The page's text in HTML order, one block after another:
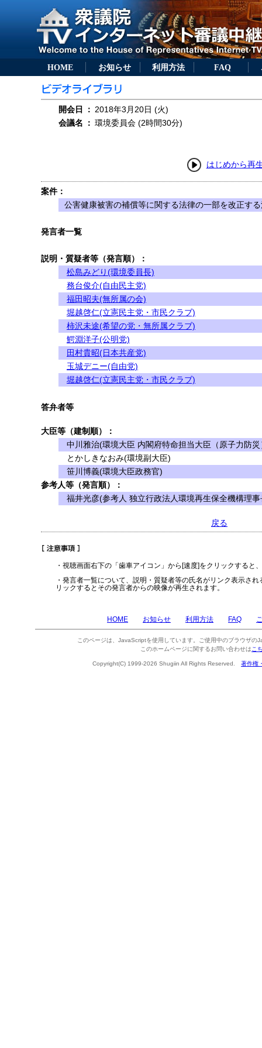
HOME お知らせ 利用方法 FAQ
開会日 ： 2018年3月20日 (火)
会議名
： 環境委員会 (2時間30分)
はじめから再
案件：
公害健康被害の補償等に関する法律の一部を改正す
発言者一覧
説明・質疑者等（発言順）：
松島みどり(環境委員長)
務台俊介(自由民主党)
福田昭夫(無所属の会)
堀越啓仁(立憲民主党・市民クラブ)
柿沢未途(希望の党・無所属クラブ)
鰐淵洋子(公明党)
田村貴昭(日本共産党)
玉城デニー(自由党)
堀越啓仁(立憲民主党・市民クラブ)
答弁者等
大臣等（建制順）：
中川雅治(環境大臣 内閣府特命担当大臣（原子力防災
とかしきなおみ(環境副大臣)
笹川博義(環境大臣政務官)
参考人等（発言順）：
福井光彦(参考人 独立行政法人環境再生保全機構理事
戻る
・視聴画面右下の「歯車アイコン」から[速度]をクリックすると
・発言者一覧について、説明・質疑者等の氏名がリンク表示さ
リックするとその発言者からの映像が再生されます。
HOME お知らせ 利用方法 FAQ
このページは、JavaScriptを使用しています。ご使用中のブラウザの
このホームページに関するお問い合わせは こ
Copyright(C) 1999-2026 Shugiin All Rights Reserved. 著作権